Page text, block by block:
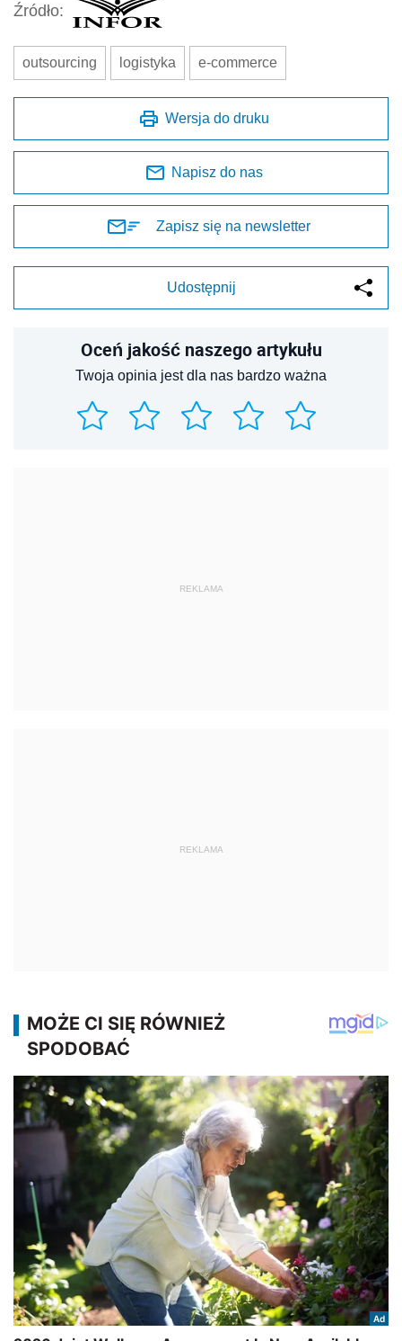
Źródło:
outsourcing logistyka e-commerce
Wersja do druku
Napisz do nas
Zapisz się na newsletter
Udostępnij
Oceń jakość naszego artykułu
Twoja opinia jest dla nas bardzo ważna
REKLAMA
REKLAMA